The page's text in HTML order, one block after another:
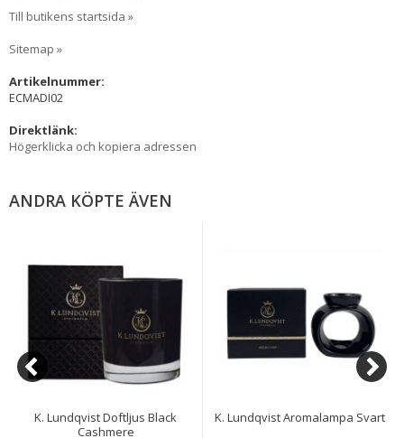
Till butikens startsida »
Sitemap »
Artikelnummer:
ECMADI02
Direktlänk:
Högerklicka och kopiera adressen
ANDRA KÖPTE ÄVEN
K. Lundqvist Doftljus Black
Cashmere
K. Lundqvist Aromalampa Svart